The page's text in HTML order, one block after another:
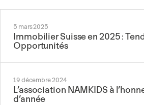
5 mars 2025
Immobilier Suisse en 2025 :
Opportunités
19 décembre 2024
L’association NAMKIDS à
d’année